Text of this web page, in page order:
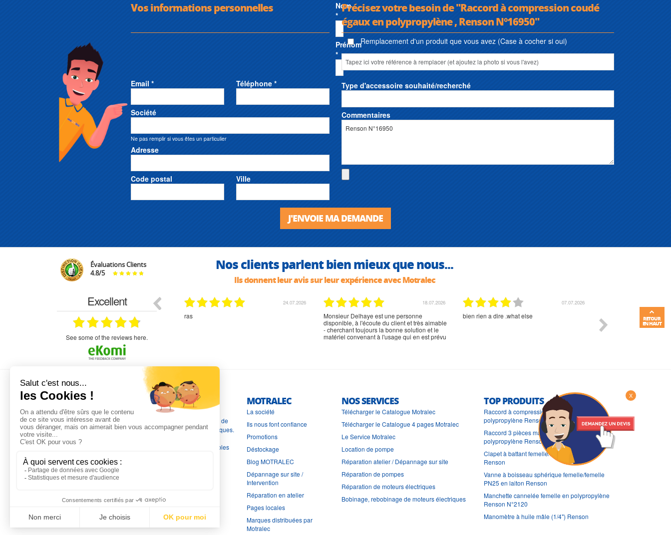
Vos informations personnelles
Nom
*
Prénom
*
Email * Téléphone *
Société
Ne pas remplir si vous êtes un particulier
Adresse
Code postal Ville
Précisez votre besoin de "Raccord à compression coudé
égaux en polypropylène , Renson N°16950"
Remplacement d'un produit que vous avez (Case à cocher si oui)
Type d'accessoire souhaité/recherché
Commentaires
J'ENVOIE MA DEMANDE
Évaluations Clients
4.8/5 Nos clients parlent bien mieux que nous...
Ils donnent leur avis sur leur expérience avec Motralec
Excellent
see some of the reviews here.
29.03.2026
bonjour commande pompe puit malgré un
appel en dehors des heures d ouverture votre
commercial a géré ma demande le devis reçu
immédiatement un fois le paiement effectue la
commande a été valider l envoi a été un peu
long mais dans l ensemble très satisfait
24.07.2026
ras
18.07.2026
Monsieur Delhaye est une personne
disponible, à l'écoute du client et très aimable
- cherchant toujours la bonne solution et le
matériel convenant à l'usage qui en est prévu
07.07.2026
bien rien a dire .what else
L'EXPERTISE MOTRALEC
Depuis 1976, nous sommes
les spécialistes numéro 1 en
Franceen pompes de relevage, station de relevage, pompe de
chauffage, suppression, forage, immergée et moteurs électriques.
Nous assurons
, tout en travaillant avec les marques les plus fiables
MOTRALEC
La société
Ils nous font confiance
Promotions
Déstockage
Blog MOTRALEC
Dépannage sur site /
Intervention
Réparation en atelier
Pages locales
Marques distribuées par
Motralec
NOS SERVICES
Télécharger le Catalogue Motralec
Télécharger le Catalogue 4 pages Motralec
Le Service Motralec
Location de pompe
Réparation atelier / Dépannage sur site
Réparation de pompes
Réparation de moteurs électriques
Bobinage, rebobinage de moteurs électriques
TOP PRODUITS
Raccord à compression droit femelle en
polypropylène Renson N°15920
Raccord 3 pièces mâle double en
polypropylène Renson N°2042
Clapet à battant femelle/femelle en laiton
Renson
Vanne à boisseau sphérique femelle/femelle
PN25 en laiton Renson
Manchette cannelée femelle en polypropylène
Renson N°2120
Manomètre à huile mâle (1/4") Renson
X
RETOUR
EN HAUT